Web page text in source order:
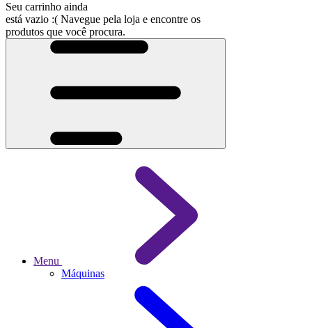
Seu carrinho ainda
está vazio :( Navegue pela loja e encontre os
produtos que você procura.
Menu
Máquinas